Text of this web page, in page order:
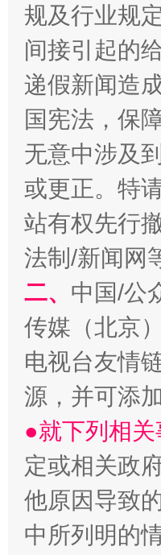
揭批美国五大"
解纷+调解+退费，
规及行业规
间接引起的
递假新闻造
国宪法，保
无意中涉及
或更正。特
站有权先行
法制/新闻网
二、 中国/公
传媒（北京
电视台友情
源，并可添
●就下列相
定或相关政
他原因导致
中所列明的